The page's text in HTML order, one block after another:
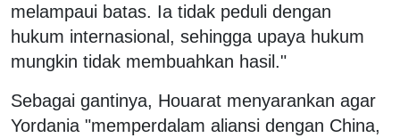
melampaui batas. Ia tidak peduli dengan
hukum internasional, sehingga upaya hukum
mungkin tidak membuahkan hasil."
Sebagai gantinya, Houarat menyarankan agar
Yordania "memperdalam aliansi dengan China,